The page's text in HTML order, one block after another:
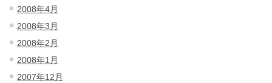
2008年4月
2008年3月
2008年2月
2008年1月
2007年12月